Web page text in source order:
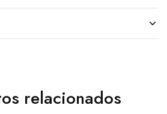
relacionados